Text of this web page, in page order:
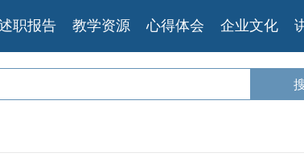
职报告 教学资源 心得体会 企业文化